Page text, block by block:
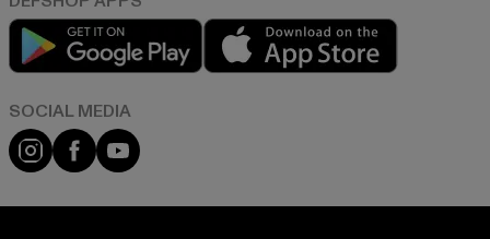
Play market
Instagram
FacebookYouTube